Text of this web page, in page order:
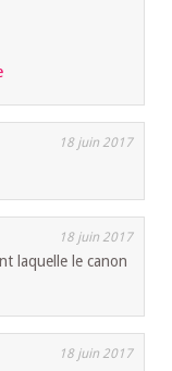
18 juin 2017
18 juin 2017
laquelle le canon
18 juin 2017